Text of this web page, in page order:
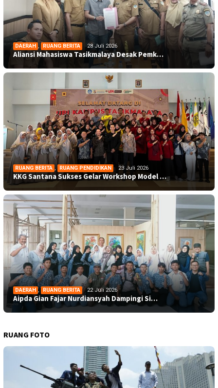
DAERAH , RUANG BERITA 28 Juli 2026
Aliansi Mahasiswa Tasikmalaya Desak Pemk…
RUANG BERITA , RUANG PENDIDIKAN 23 Juli 2026
KKG Santana Sukses Gelar Workshop Model …
DAERAH , RUANG BERITA 22 Juli 2026
Aipda Gian Fajar Nurdiansyah Dampingi Si…
RUANG FOTO